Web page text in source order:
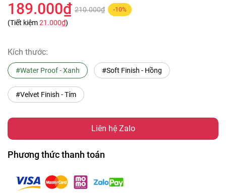
189.000₫ 210.000₫ -10%
(Tiết kiệm21.000₫)
Kích thước:
#Water Proof - Xanh #Soft Finish - Hồng
#Velvet Finish - Tím
Liên hệ Zalo
Phương thức thanh toán